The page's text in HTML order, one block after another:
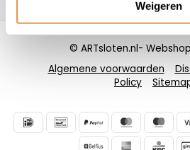
Weigeren
Algemene voorwaarden
Policy
© ARTsloten.nl-